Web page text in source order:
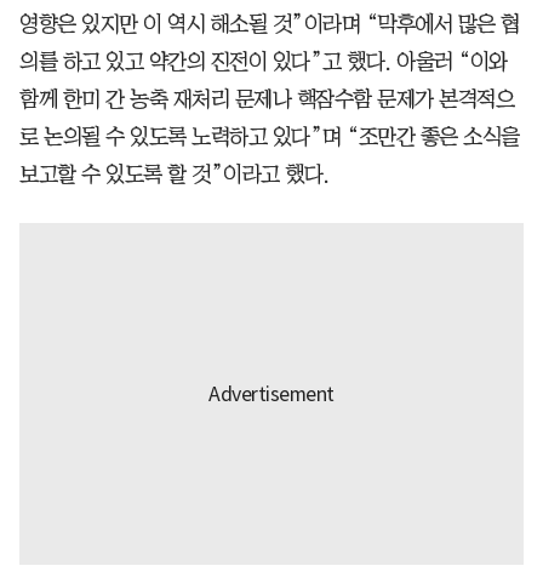
영향은 있지만 이 역시 해소될 것”이라며 “막후에서 많은 협
의를 하고 있고 약간의 진전이 있다”고 했다. 아울러 “이와
함께 한미 간 농축 재처리 문제나 핵잠수함 문제가 본격적으
로 논의될 수 있도록 노력하고 있다”며 “조만간 좋은 소식을
보고할 수 있도록 할 것”이라고 했다.